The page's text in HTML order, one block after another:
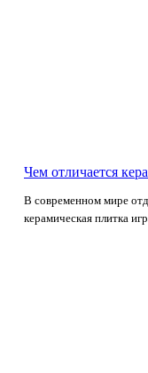
Чем отличается
В современном мире
керамическая плитка